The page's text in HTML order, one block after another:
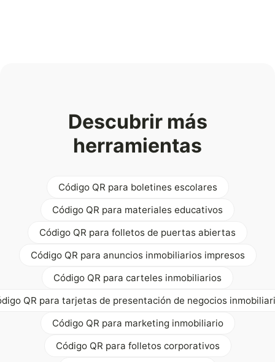
Descubrir más
herramientas
Código QR para boletines escolares
Código QR para materiales educativos
Código QR para folletos de puertas abiertas
Código QR para anuncios inmobiliarios impresos
Código QR para carteles inmobiliarios
QR para tarjetas de presentación de negocios
Código QR para marketing inmobiliario
Código QR para folletos corporativos